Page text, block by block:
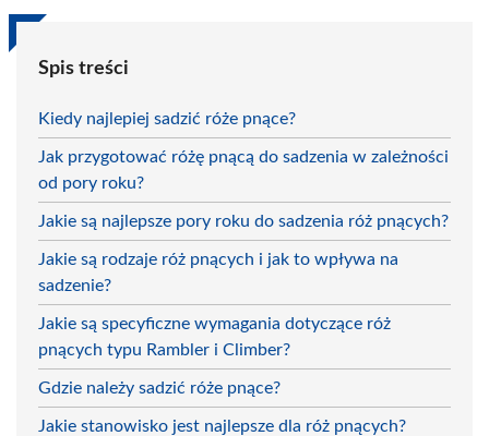
Spis treści
Kiedy najlepiej sadzić róże pnące?
Jak przygotować różę pnącą do sadzenia w zależności
od pory roku?
Jakie są najlepsze pory roku do sadzenia róż pnących?
Jakie są rodzaje róż pnących i jak to wpływa na
sadzenie?
Jakie są specyficzne wymagania dotyczące róż
pnących typu Rambler i Climber?
Gdzie należy sadzić róże pnące?
Jakie stanowisko jest najlepsze dla róż pnących?